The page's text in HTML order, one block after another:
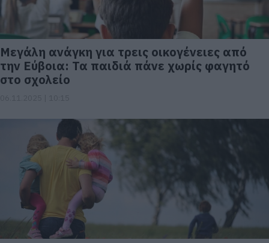
Μεγάλη ανάγκη για τρεις οικογένειες από
την Εύβοια: Τα παιδιά πάνε χωρίς φαγητό
στο σχολείο